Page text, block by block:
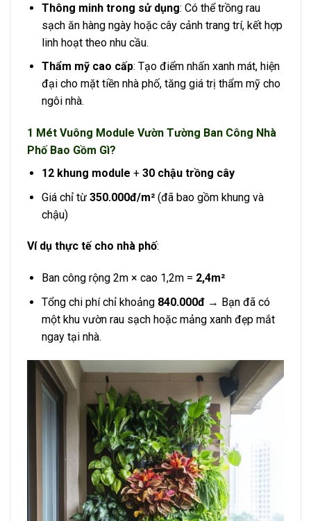
Thông minh trong sử dụng: Có thể trồng rau
sạch ăn hàng ngày hoặc cây cảnh trang trí, kết hợp
linh hoạt theo nhu cầu.
Thẩm mỹ cao cấp: Tạo điểm nhấn xanh mát, hiện
đại cho mặt tiền nhà phố, tăng giá trị thẩm mỹ cho
ngôi nhà.
1 Mét Vuông Module Vườn Tường Ban Công Nhà
Phố Bao Gồm Gì?
12 khung module + 30 chậu trồng cây
Giá chỉ từ 350.000đ/m²(đã bao gồm khung và
chậu)
Ví dụ thực tế cho nhà phố:
Ban công rộng 2m × cao 1,2m = 2,4m²
Tổng chi phí chỉ khoảng 840.000đ→ Bạn đã có
một khu vườn rau sạch hoặc mảng xanh đẹp mắt
ngay tại nhà.